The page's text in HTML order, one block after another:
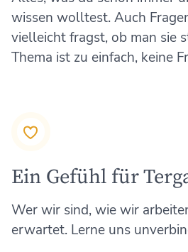
wissen wolltest. Auch
vielleicht fragst, ob man sie
Thema ist zu einfach, keine
Ein Gefühl für
Wer wir sind, wie wir
erwartet. Lerne uns